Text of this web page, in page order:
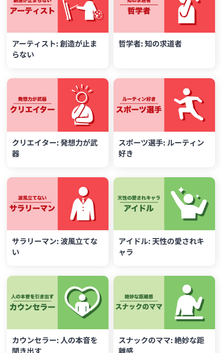
アーティスト: 創造が止ま
らない
哲学者: 知の求道者
クリエイター: 発想力が武
器
スポーツ選手: ルーティン
好き
サラリーマン: 波風立てな
い
アイドル: 天性の愛されキ
ャラ
カウンセラー: 人の本音を
聞き出す
スナックのママ: 絶妙な距
離感